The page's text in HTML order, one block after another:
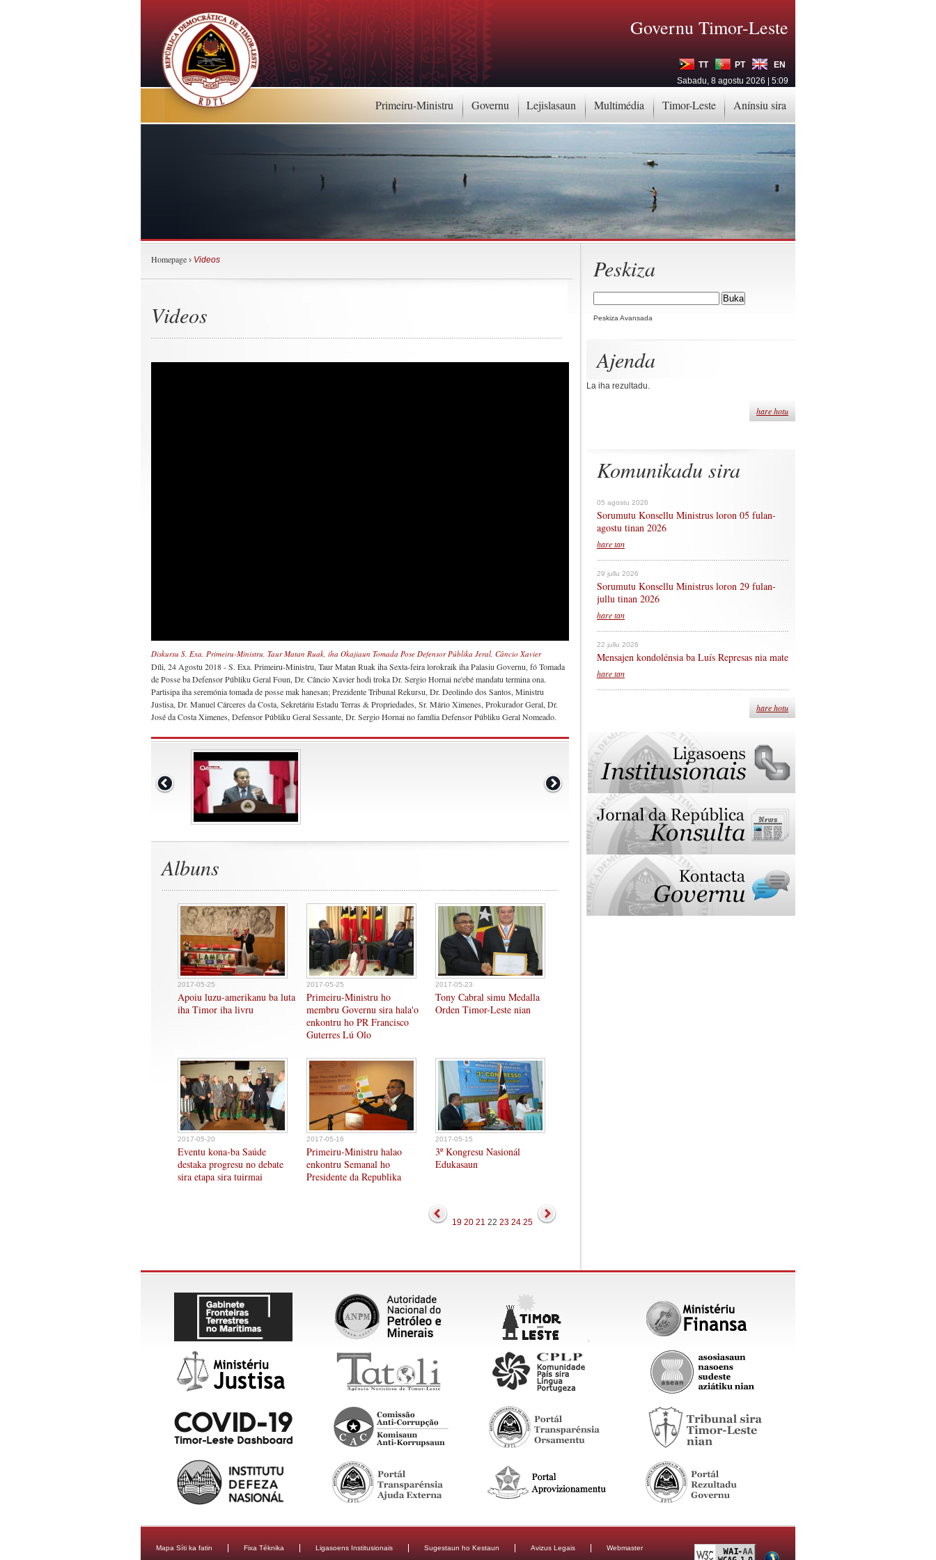
Primeiru-Ministru Governu Lejislasaun Multimédia Timor-Leste Anínsiu sira
Governu Timor-Leste
TT PT
EN
Sabadu, 8 agostu 2026 | 5:09
Peskiza
Peskiza Avansada
Ajenda
La iha rezultadu.
hare hotu
Komunikadu sira
05 agostu 2026
Sorumutu Konsellu Ministrus loron 05 fulan-
agostu tinan 2026
hare tan
29 jullu 2026
Sorumutu Konsellu Ministrus loron 29 fulan-
jullu tinan 2026
hare tan
22 jullu 2026
Mensajen kondolénsia ba Luís Represas nia mate
hare tan
hare hotu
Homepage › Videos
Videos
Diskursu S. Exa. Primeiru-Ministru, Taur Matan Ruak, iha Okajiaun Tomada Pose Defensor Públika Jeral, Câncio Xavier
Díli, 24 Agostu 2018 - S. Exa. Primeiru-Ministru, Taur Matan Ruak iha Sexta-feira lorokraik iha Palasiu Governu, fó Tomada
de Posse ba Defensor Públiku Geral Foun, Dr. Câncio Xavier hodi troka Dr. Sergio Hornai ne'ebé mandatu termina ona.
Partisipa iha seremónia tomada de posse mak hanesan; Prezidente Tribunal Rekursu, Dr. Deolindo dos Santos, Ministru
Justisa, Dr. Manuel Cárceres da Costa, Sekretáriu Estadu Terras & Propriedades, Sr. Mário Ximenes, Prokurador Geral, Dr.
José da Costa Ximenes, Defensor Públiku Geral Sessante, Dr. Sergio Hornai no família Defensor Públiku Geral Nomeado.
Albuns
2017-05-25
Apoiu luzu-amerikanu ba luta
iha Timor iha livru
2017-05-25
Primeiru-Ministru ho
membru Governu sira hala'o
enkontru ho PR Francisco
Guterres Lú Olo
2017-05-23
Tony Cabral simu Medalla
Orden Timor-Leste nian
2017-05-20
Eventu kona-ba Saúde
destaka progresu no debate
sira etapa sira tuirmai
2017-05-16
Primeiru-Ministru halao
enkontru Semanal ho
Presidente da Republika
2017-05-15
3º Kongresu Nasionál
Edukasaun
19 20 21 22 23 24 25
Mapa Síti ka fatin Fixa Téknika Ligasoens Institusionais Sugestaun ho Kestaun Avizus Legais Webmaster